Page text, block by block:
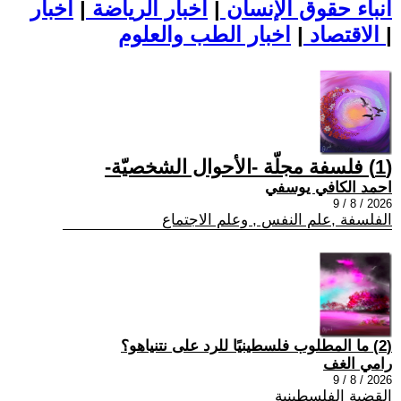
أنباء حقوق الإنسان | اخبار الرياضة | اخبار
الاقتصاد | |
(1) فلسفة مجلّة -الأحوال الشخصيّة-
احمد الكافي يوسفي
2026 / 8 / 9
الفلسفة ,علم النفس , وعلم الاجتماع
(2) ما المطلوب فلسطينيًا للرد على نتنياهو؟
رامي الغف
2026 / 8 / 9
القضية الفلسطينية